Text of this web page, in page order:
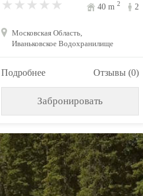
40m 2 2
Московская Область,
Иваньковское Водохранилище
Подробнее Отзывы (0)
Забронировать